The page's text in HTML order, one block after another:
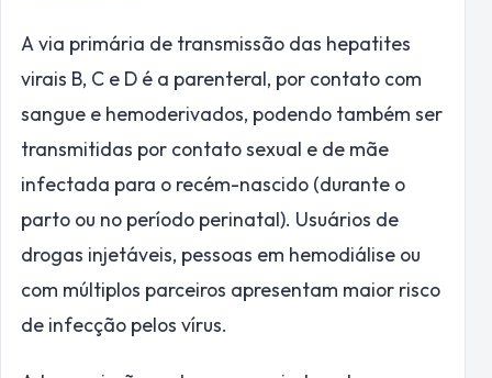
A via primária de transmissão das hepatites
virais B, C e D é a parenteral, por contato com
sangue e hemoderivados, podendo também ser
transmitidas por contato sexual e de mãe
infectada para o recém-nascido (durante o
parto ou no período perinatal). Usuários de
drogas injetáveis, pessoas em hemodiálise ou
com múltiplos parceiros apresentam maior risco
de infecção pelos vírus.